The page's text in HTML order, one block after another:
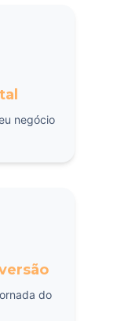
negócio
do